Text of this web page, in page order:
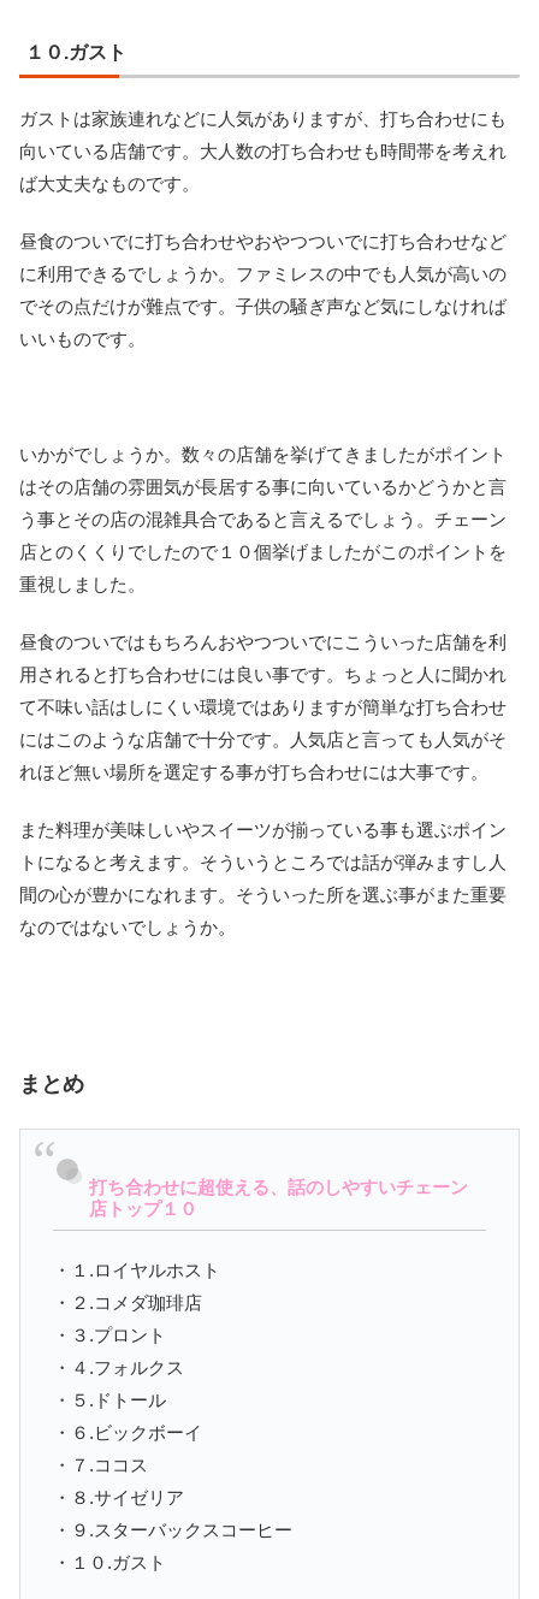
１０.ガスト
ガストは家族連れなどに人気がありますが、打ち合わせにも
向いている店舗です。大人数の打ち合わせも時間帯を考えれ
ば大丈夫なものです。
昼食のついでに打ち合わせやおやつついでに打ち合わせなど
に利用できるでしょうか。ファミレスの中でも人気が高いの
でその点だけが難点です。子供の騒ぎ声など気にしなければ
いいものです。
いかがでしょうか。数々の店舗を挙げてきましたがポイント
はその店舗の雰囲気が長居する事に向いているかどうかと言
う事とその店の混雑具合であると言えるでしょう。チェーン
店とのくくりでしたので１０個挙げましたがこのポイントを
重視しました。
昼食のついではもちろんおやつついでにこういった店舗を利
用されると打ち合わせには良い事です。ちょっと人に聞かれ
て不味い話はしにくい環境ではありますが簡単な打ち合わせ
にはこのような店舗で十分です。人気店と言っても人気がそ
れほど無い場所を選定する事が打ち合わせには大事です。
また料理が美味しいやスイーツが揃っている事も選ぶポイン
トになると考えます。そういうところでは話が弾みますし人
間の心が豊かになれます。そういった所を選ぶ事がまた重要
なのではないでしょうか。
まとめ
打ち合わせに超使える、話のしやすいチェーン
店トップ１０
・１.ロイヤルホスト
・２.コメダ珈琲店
・３.プロント
・４.フォルクス
・５.ドトール
・６.ビックボーイ
・７.ココス
・８.サイゼリア
・９.スターバックスコーヒー
・１０.ガスト